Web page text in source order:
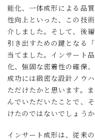
能化、一体成形による品
性向上といった、この技
介しました。そして、後
引き出すための鍵となる
当てました。インサート
化、強固な密着性の確保
成功には緻密な設計ノウ
ただけたかと思います。
んでいただいたことで、
けたのではないでしょうか
インサート成形は、従来